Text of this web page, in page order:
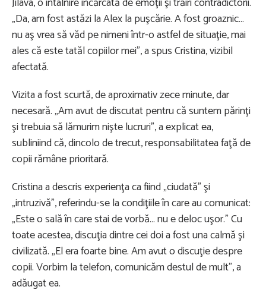
„Da, am fost astăzi la Alex la puşcărie. A fost groaznic…
nu aş vrea să văd pe nimeni într-o astfel de situaţie, mai
ales că este tatăl copiilor mei”, a spus Cristina, vizibil
afectată.
Vizita a fost scurtă, de aproximativ zece minute, dar
necesară. „Am avut de discutat pentru că suntem părinţi
şi trebuia să lămurim nişte lucruri”, a explicat ea,
subliniind că, dincolo de trecut, responsabilitatea faţă de
copii rămâne prioritară.
Cristina a descris experienţa ca fiind „ciudată” şi
„intruzivă”, referindu-se la condiţiile în care au comunicat:
„Este o sală în care stai de vorbă… nu e deloc uşor.” Cu
toate acestea, discuţia dintre cei doi a fost una calmă şi
civilizată. „El era foarte bine. Am avut o discuţie despre
copii. Vorbim la telefon, comunicăm destul de mult”, a
adăugat ea.